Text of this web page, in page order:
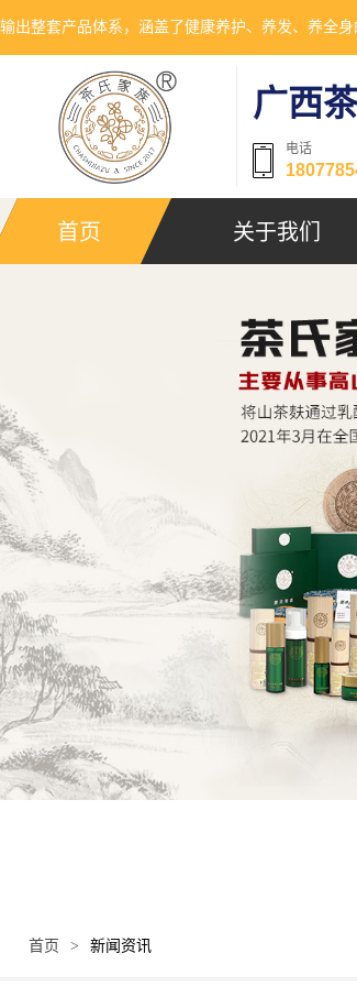
输出整套产品体系，涵盖了健康养护、养发、养全
广西
电话
首页 关于我们
首页 > 新闻资讯